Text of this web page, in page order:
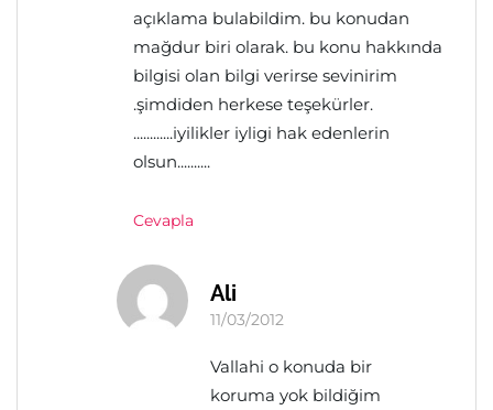
açıklama bulabildim. bu konudan
mağdur biri olarak. bu konu hakkında
bilgisi olan bilgi verirse sevinirim
.şimdiden herkese teşekürler.
............iyilikler iyligi hak edenlerin
olsun..........
Cevapla
Ali
11/03/2012
Vallahi o konuda bir
koruma yok bildiğim